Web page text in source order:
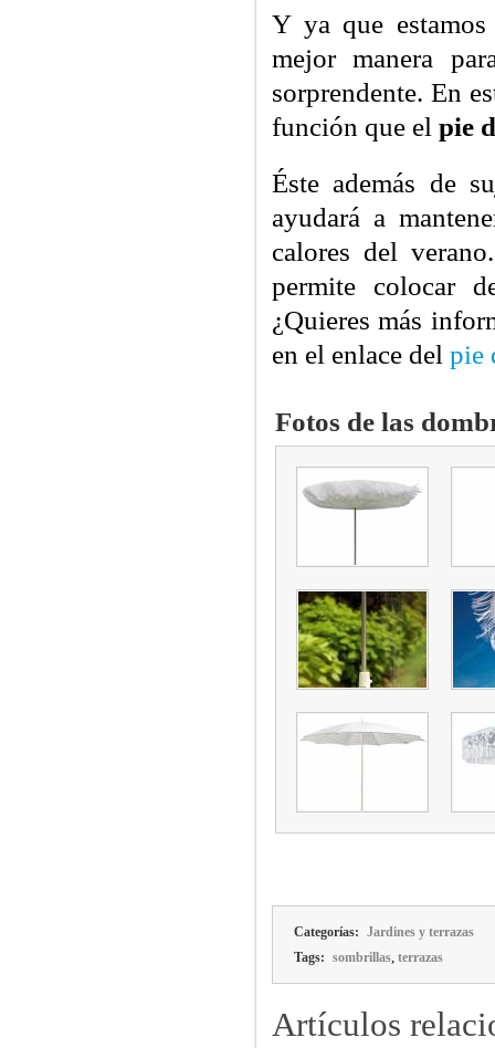
Y ya que
mejor manera
sorprendente. En
función que el pie
Éste además de
ayudará a
calores del
permite colocar
¿Quieres más
en el enlace del pie
Fotos de las
Categorías: Jardines y terrazas
Tags: sombrillas, terrazas
Artículos